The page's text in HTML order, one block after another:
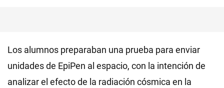
Los alumnos preparaban una prueba para enviar
unidades de EpiPen al espacio, con la intención de
analizar el efecto de la radiación cósmica en la